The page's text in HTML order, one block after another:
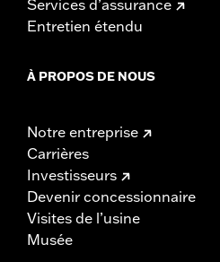
Services d’assurance
Entretien étendu
À PROPOS DE NOUS
Notre entreprise
Carrières
Investisseurs
Devenir concessionnaire
Visites de l’usine
Musée